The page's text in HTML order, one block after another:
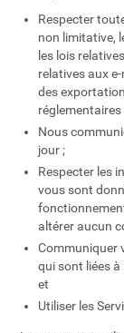
Respecter
non limitative,
les lois
relatives aux
des
réglementaires
Nous
jour ;
Respecter les
vous sont
altérer aucun
Communiquer
qui sont liées
et
Utiliser les